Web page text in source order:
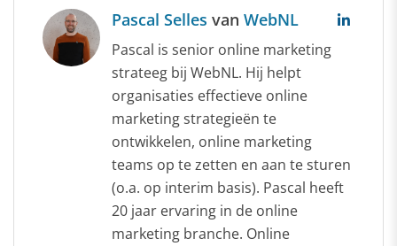
Pascal Selles van WebNL
Pascal is senior online marketing
strateeg bij WebNL. Hij helpt
organisaties effectieve online
marketing strategieën te
ontwikkelen, online marketing
teams op te zetten en aan te sturen
(o.a. op interim basis). Pascal heeft
20 jaar ervaring in de online
marketing branche. Online